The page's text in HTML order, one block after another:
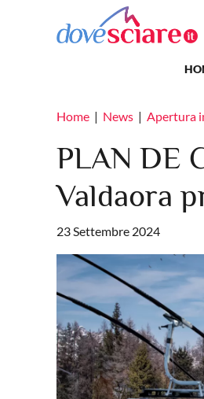
Salta al contenuto principale
Home News Apertura
PLAN DE
Valdaora
23 Settembre 2024